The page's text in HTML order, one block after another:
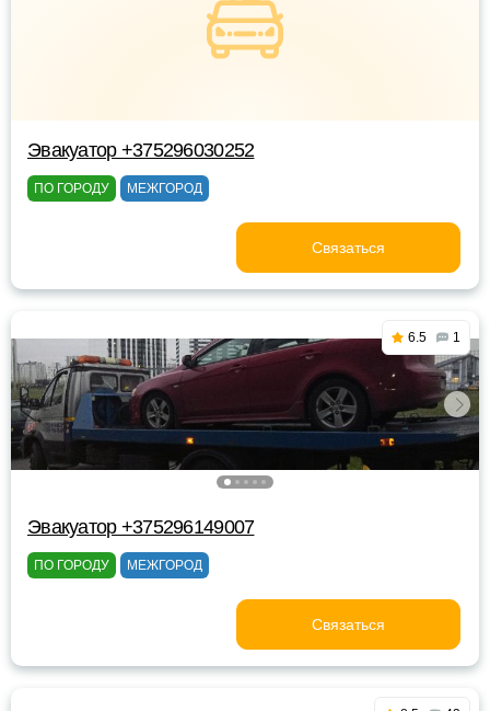
Эвакуатор +375296030252
ПО ГОРОДУ МЕЖГОРОД
Связаться
6.5 1
Эвакуатор +375296149007
ПО ГОРОДУ МЕЖГОРОД
Связаться